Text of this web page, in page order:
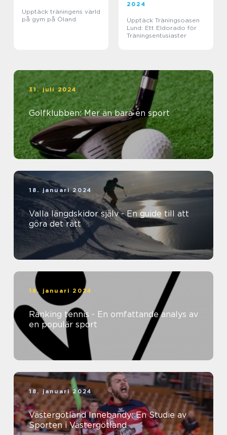
Upptäck träningens värld
på gym på Öland
2024
Upptäck Träningsoasen
Lund: Ett Eldorado för
Träningsentusiaster
31. juli 2024
Golfklubben: Mer än bara en sport
18. januari 2024
Valla längdskidor själv - En guide till att
göra det rätt
18. januari 2024
Ranking tennis - En omfattande analys av
en populär sport
18. januari 2024
Västergötland Innebandy: En Studie av
Sporten i Västergötland